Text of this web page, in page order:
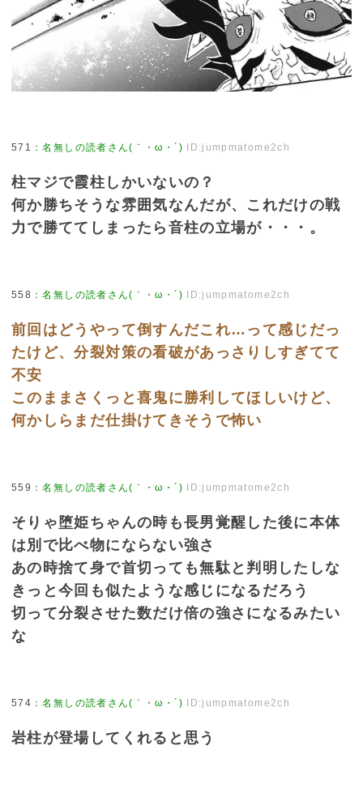
571 ：名無しの読者さん(｀・ω・´) ID:jumpmatome2ch
柱マジで霞柱しかいないの？
何か勝ちそうな雰囲気なんだが、これだけの戦
力で勝ててしまったら音柱の立場が・・・。
558 ：名無しの読者さん(｀・ω・´) ID:jumpmatome2ch
前回はどうやって倒すんだこれ…って感じだっ
たけど、分裂対策の看破があっさりしすぎてて
不安
このままさくっと喜鬼に勝利してほしいけど、
何かしらまだ仕掛けてきそうで怖い
559 ：名無しの読者さん(｀・ω・´) ID:jumpmatome2ch
そりゃ堕姫ちゃんの時も長男覚醒した後に本体
は別で比べ物にならない強さ
あの時捨て身で首切っても無駄と判明したしな
きっと今回も似たような感じになるだろう
切って分裂させた数だけ倍の強さになるみたい
な
574 ：名無しの読者さん(｀・ω・´) ID:jumpmatome2ch
岩柱が登場してくれると思う